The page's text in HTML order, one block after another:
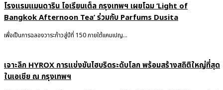
โรงแรมแมนดาริน โอเรียนเต็ล กรุงเทพฯ เผยโฉม ‘Light of
Bangkok Afternoon Tea’ ร่วมกับ Parfums Dusita
เพื่อเป็นการฉลองวาระก้าวสู่ปีที่ 150 ภายใต้แคมเปญ...
เจาะลึก HYROX การแข่งขันไฮบริดระดับโลก พร้อมสร้างสถิติใหญ่ที่สุด
ในเอเชีย ณ กรุงเทพฯ